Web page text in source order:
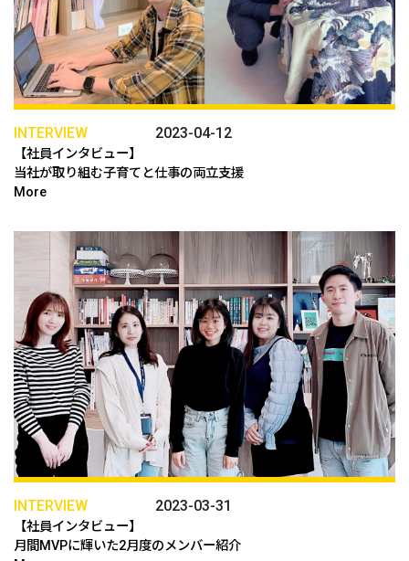
INTERVIEW 2023-04-12
【社員インタビュー】
当社が取り組む子育てと仕事の両立支援
More
INTERVIEW 2023-03-31
【社員インタビュー】
月間MVPに輝いた2月度のメンバー紹介